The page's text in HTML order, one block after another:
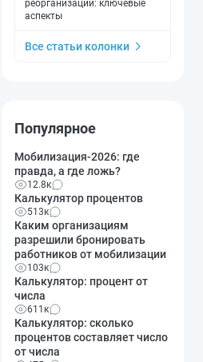
реорганизации: ключевые
аспекты
Все статьи колонки
Популярное
Мобилизация-2026: где
правда, а где ложь?
12.8к
Калькулятор процентов
513к
Каким организациям
разрешили бронировать
работников от мобилизации
103к
Калькулятор: процент от
числа
611к
Калькулятор: сколько
процентов составляет число
от числа